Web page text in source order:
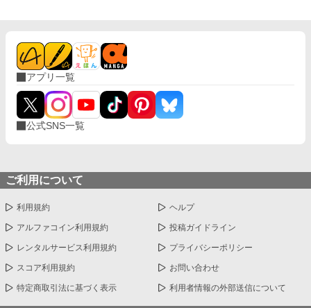
アプリ一覧
公式SNS一覧
ご利用について
利用規約 ヘルプ
アルファコイン利用規約 投稿ガイドライン
レンタルサービス利用規約 プライバシーポリシー
スコア利用規約 お問い合わせ
特定商取引法に基づく表示 利用者情報の外部送信について